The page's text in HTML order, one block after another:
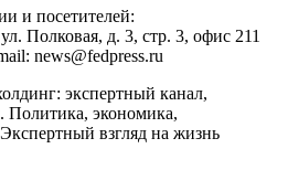
и посетителей:
ул. Полковая, д. 3, стр. 3, офис 211
news@fedpress.ru
экспертный канал,
Политика, экономика,
взгляд на жизнь